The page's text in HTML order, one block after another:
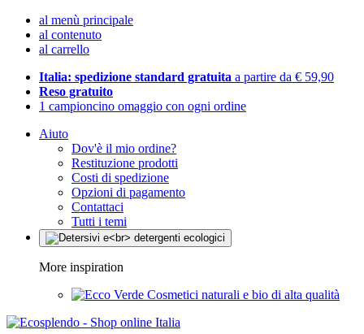
al menù principale
al contenuto
al carrello
Italia: spedizione standard gratuita a partire da € 59,90
Reso gratuito
1 campioncino omaggio con ogni ordine
Aiuto
Dov'è il mio ordine?
Restituzione prodotti
Costi di spedizione
Opzioni di pagamento
Contattaci
Tutti i temi
More inspiration
Cosmetici naturali e bio di alta qualità